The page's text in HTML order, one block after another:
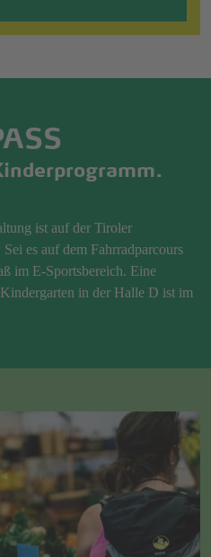
ist auf der Tiroler
Sei es auf dem Fahrradparcours
im E-Sportsbereich. Eine
in der Halle D ist im